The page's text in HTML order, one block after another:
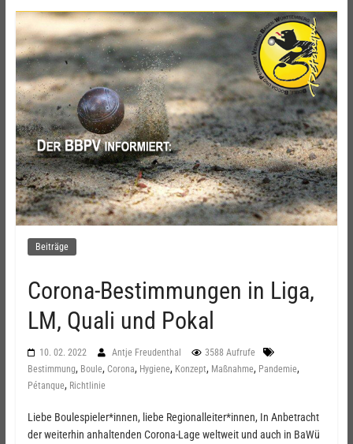
Beiträge
Corona-Bestimmungen in Liga,
LM, Quali und Pokal
10. 02. 2022 Antje Freudenthal
3588 Aufrufe
Bestimmung, Boule, Corona, Hygiene, Konzept, Maßnahme, Pandemie,
Pétanque, Richtlinie
Liebe Boulespieler*innen, liebe Regionalleiter*innen, In Anbetracht
der weiterhin anhaltenden Corona-Lage weltweit und auch in BaWü